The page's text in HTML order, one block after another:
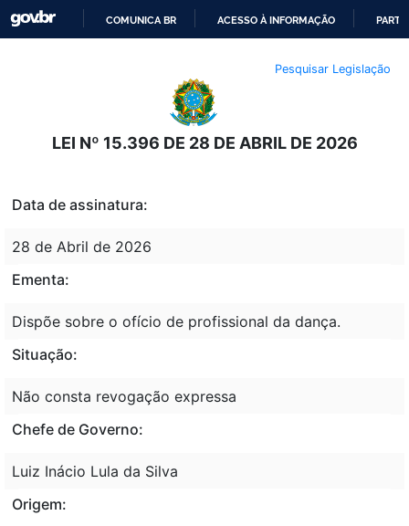
O
CONTEÚDO
COMUNICA BR ACESSO À INFORMAÇÃO
Pesquisar Legislação
LEI Nº 15.396 DE 28 DE ABRIL DE 2026
Data de assinatura:
28 de Abril de 2026
Ementa:
Dispõe sobre o ofício de profissional da dança.
Situação:
Não consta revogação expressa
Chefe de Governo:
Luiz Inácio Lula da Silva
Origem: